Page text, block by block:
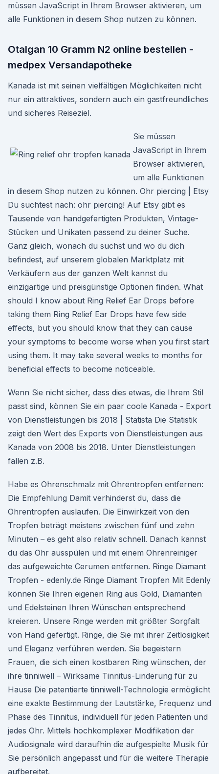
müssen JavaScript in Ihrem Browser aktivieren, um
alle Funktionen in diesem Shop nutzen zu können.
Otalgan 10 Gramm N2 online bestellen -
medpex Versandapotheke
Kanada ist mit seinen vielfältigen Möglichkeiten nicht
nur ein attraktives, sondern auch ein gastfreundliches
und sicheres Reiseziel.
Sie müssen
JavaScript in Ihrem
Browser aktivieren,
um alle Funktionen
in diesem Shop nutzen zu können. Ohr piercing | Etsy
Du suchtest nach: ohr piercing! Auf Etsy gibt es
Tausende von handgefertigten Produkten, Vintage-
Stücken und Unikaten passend zu deiner Suche.
Ganz gleich, wonach du suchst und wo du dich
befindest, auf unserem globalen Marktplatz mit
Verkäufern aus der ganzen Welt kannst du
einzigartige und preisgünstige Optionen finden. What
should I know about Ring Relief Ear Drops before
taking them Ring Relief Ear Drops have few side
effects, but you should know that they can cause
your symptoms to become worse when you first start
using them. It may take several weeks to months for
beneficial effects to become noticeable.
Wenn Sie nicht sicher, dass dies etwas, die Ihrem Stil
passt sind, können Sie ein paar coole Kanada - Export
von Dienstleistungen bis 2018 | Statista Die Statistik
zeigt den Wert des Exports von Dienstleistungen aus
Kanada von 2008 bis 2018. Unter Dienstleistungen
fallen z.B.
Habe es Ohrenschmalz mit Ohrentropfen entfernen:
Die Empfehlung Damit verhinderst du, dass die
Ohrentropfen auslaufen. Die Einwirkzeit von den
Tropfen beträgt meistens zwischen fünf und zehn
Minuten – es geht also relativ schnell. Danach kannst
du das Ohr ausspülen und mit einem Ohrenreiniger
das aufgeweichte Cerumen entfernen. Ringe Diamant
Tropfen - edenly.de Ringe Diamant Tropfen Mit Edenly
können Sie Ihren eigenen Ring aus Gold, Diamanten
und Edelsteinen Ihren Wünschen entsprechend
kreieren. Unsere Ringe werden mit größter Sorgfalt
von Hand gefertigt. Ringe, die Sie mit ihrer Zeitlosigkeit
und Eleganz verführen werden. Sie begeistern
Frauen, die sich einen kostbaren Ring wünschen, der
ihre tinniwell – Wirksame Tinnitus-Linderung für zu
Hause Die patentierte tinniwell-Technologie ermöglicht
eine exakte Bestimmung der Lautstärke, Frequenz und
Phase des Tinnitus, individuell für jeden Patienten und
jedes Ohr. Mittels hochkomplexer Modifikation der
Audiosignale wird daraufhin die aufgespielte Musik für
Sie persönlich angepasst und für die weitere Therapie
aufbereitet.